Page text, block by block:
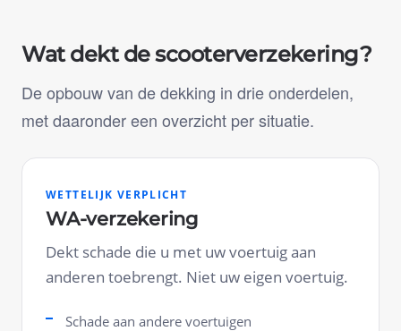
Wat dekt de scooterverzekering?
De opbouw van de dekking in drie onderdelen,
met daaronder een overzicht per situatie.
WETTELIJK VERPLICHT
WA-verzekering
Dekt schade die u met uw voertuig aan
anderen toebrengt. Niet uw eigen voertuig.
Schade aan andere voertuigen